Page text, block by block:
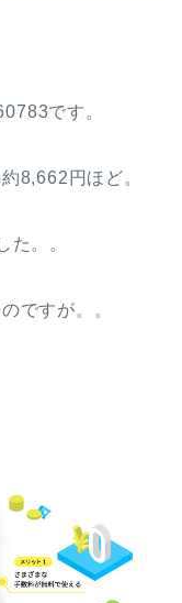
です。
8,662円ほど。
た。。
ですが。。